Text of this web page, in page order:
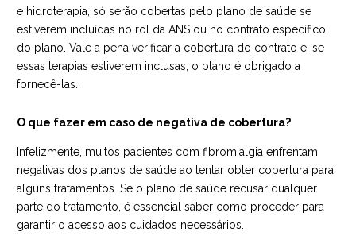
e hidroterapia, só serão cobertas pelo plano de saúde se
estiverem incluídas no rol da ANS ou no contrato específico
do plano. Vale a pena verificar a cobertura do contrato e, se
essas terapias estiverem inclusas, o plano é obrigado a
fornecê-las.
O que fazer em caso de negativa de cobertura?
Infelizmente, muitos pacientes com fibromialgia enfrentam
negativas dos planos de saúde ao tentar obter cobertura para
alguns tratamentos. Se o plano de saúde recusar qualquer
parte do tratamento, é essencial saber como proceder para
garantir o acesso aos cuidados necessários.